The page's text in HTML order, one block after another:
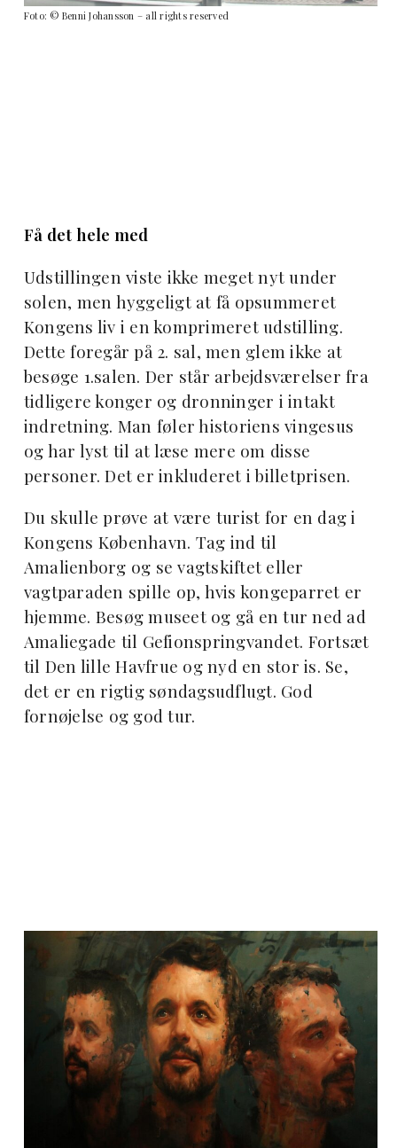
Foto: © Benni Johansson – all rights reserved
Få det hele med
Udstillingen viste ikke meget nyt under
solen, men hyggeligt at få opsummeret
Kongens liv i en komprimeret udstilling.
Dette foregår på 2. sal, men glem ikke at
besøge 1.salen. Der står arbejdsværelser fra
tidligere konger og dronninger i intakt
indretning. Man føler historiens vingesus
og har lyst til at læse mere om disse
personer. Det er inkluderet i billetprisen.
Du skulle prøve at være turist for en dag i
Kongens København. Tag ind til
Amalienborg og se vagtskiftet eller
vagtparaden spille op, hvis kongeparret er
hjemme. Besøg museet og gå en tur ned ad
Amaliegade til Gefionspringvandet. Fortsæt
til Den lille Havfrue og nyd en stor is. Se,
det er en rigtig søndagsudflugt. God
fornøjelse og god tur.